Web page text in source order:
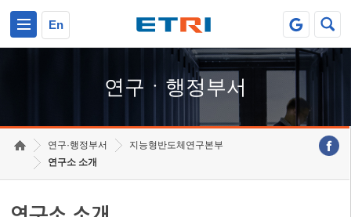
En
연구ㆍ행정부서
연구·행정부서
지능형반도체연구본부
연구소 소개